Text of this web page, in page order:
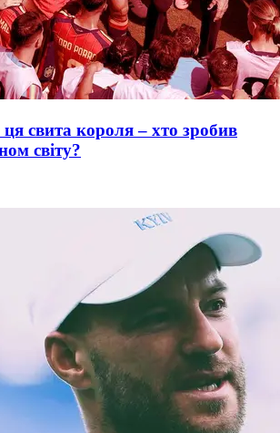
свита короля – хто зробив
світу?